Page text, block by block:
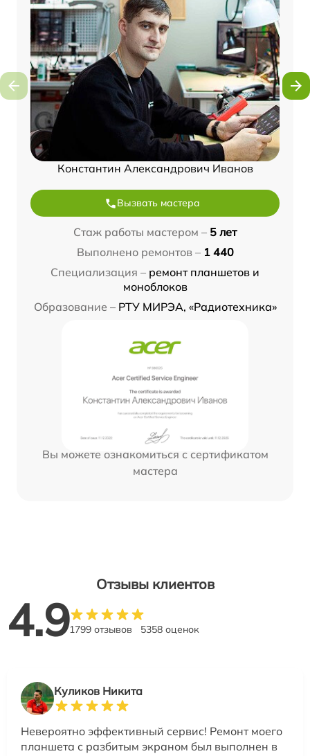
Константин Александрович Иванов
Вызвать мастера
Стаж работы мастером – 5 лет
Выполнено ремонтов – 1 440
Специализация – ремонт планшетов и
моноблоков
Образование – РТУ МИРЭА, «Радиотехника»
Вы можете ознакомиться с сертификатом
мастера
Отзывы клиентов
4.91799 отзывов 5358 оценок
Куликов Никита
Невероятно эффективный сервис! Ремонт моего
планшета с разбитым экраном был выполнен в